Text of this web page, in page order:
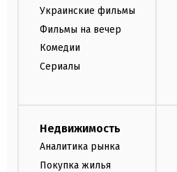
Украинские фильмы
Фильмы на вечер
Комедии
Сериалы
Недвижимость
Аналитика рынка
Покупка жилья